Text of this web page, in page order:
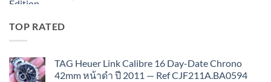
TOP RATED
TAG Heuer Link Calibre 16 Day-Date Chrono
42mm หน้าดำ ปี 2011 — Ref CJF211A.BA0594